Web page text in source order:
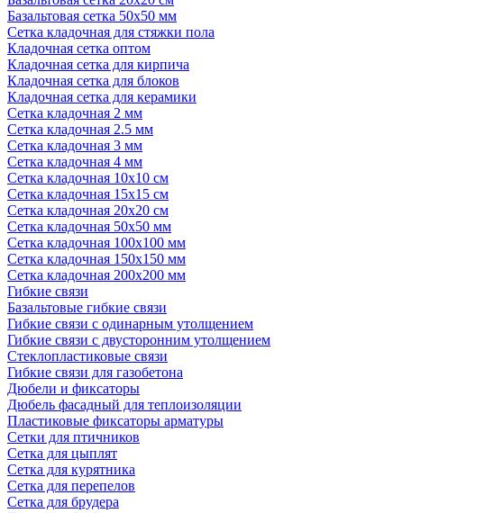
Базальтовая сетка 50x50 мм
Сетка кладочная для стяжки пола
Кладочная сетка оптом
Кладочная сетка для кирпича
Кладочная сетка для блоков
Кладочная сетка для керамики
Сетка кладочная 2 мм
Сетка кладочная 2.5 мм
Сетка кладочная 3 мм
Сетка кладочная 4 мм
Сетка кладочная 10x10 см
Сетка кладочная 15x15 см
Сетка кладочная 20x20 см
Сетка кладочная 50x50 мм
Сетка кладочная 100x100 мм
Сетка кладочная 150x150 мм
Сетка кладочная 200x200 мм
Гибкие связи
Базальтовые гибкие связи
Гибкие связи с одинарным утолщением
Гибкие связи с двусторонним утолщением
Стеклопластиковые связи
Гибкие связи для газобетона
Дюбели и фиксаторы
Дюбель фасадный для теплоизоляции
Пластиковые фиксаторы арматуры
Сетки для птичников
Сетка для цыплят
Сетка для курятника
Сетка для перепелов
Сетка для брудера